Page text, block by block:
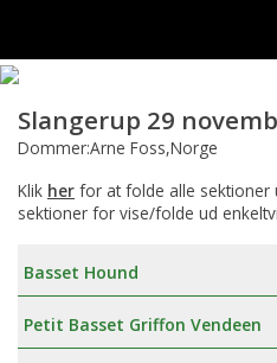
Slangerup 29
Dommer:Arne Foss,Norge
Klik her for at folde alle sektioner
sektioner for vise/folde ud
Basset Hound
Petit Basset Griffon Vendeen